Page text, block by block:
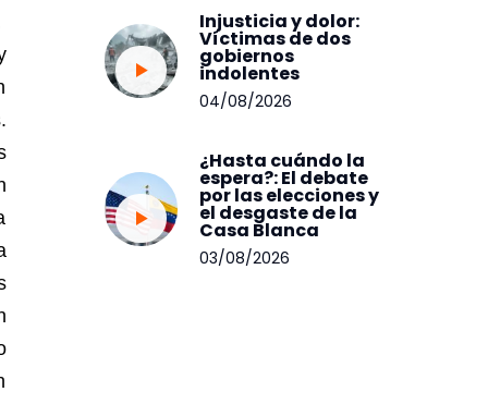
Injusticia y dolor:
Víctimas de dos
gobiernos
indolentes
04/08/2026
¿Hasta cuándo la
espera?: El debate
por las elecciones y
el desgaste de la
Casa Blanca
03/08/2026